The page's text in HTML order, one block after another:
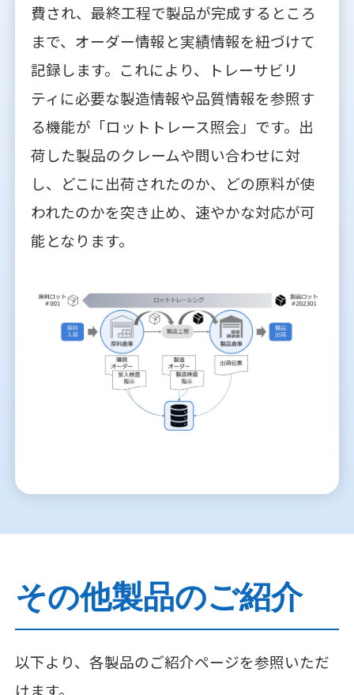
費され、最終工程で製品が完成するところ
まで、オーダー情報と実績情報を紐づけて
記録します。これにより、トレーサビリ
ティに必要な製造情報や品質情報を参照す
る機能が「ロットトレース照会」です。出
荷した製品のクレームや問い合わせに対
し、どこに出荷されたのか、どの原料が使
われたのかを突き止め、速やかな対応が可
能となります。
その他製品のご紹介
以下より、各製品のご紹介ページを参照いただ
けます。